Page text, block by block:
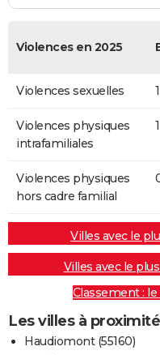
Violences en 2025
Violences sexuelles 1
Violences physiques
intrafamiliales
1
Violences physiques
hors cadre familial
Villes avec le
Villes avec le
Classement :
Les villes à
Haudiomont (55160)